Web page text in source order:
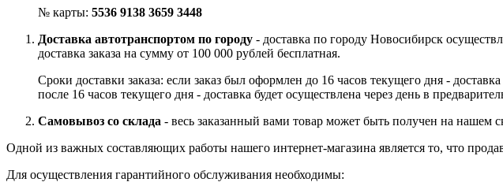
№ карты: 5536 9138 3659 3448
Доставка автотранспортом по городу - доставка по городу Новосибирск
доставка заказа на сумму от 100 000 рублей бесплатная.
Сроки доставки заказа: если заказ был оформлен до 16 часов текущего дня -
после 16 часов текущего дня - доставка будет осуществлена через день в
Самовывоз со склада - весь заказанный вами товар может быть получен на нашем
Одной из важных составляющих работы нашего интернет-магазина является то, что
Для осуществления гарантийного обслуживания необходимы: